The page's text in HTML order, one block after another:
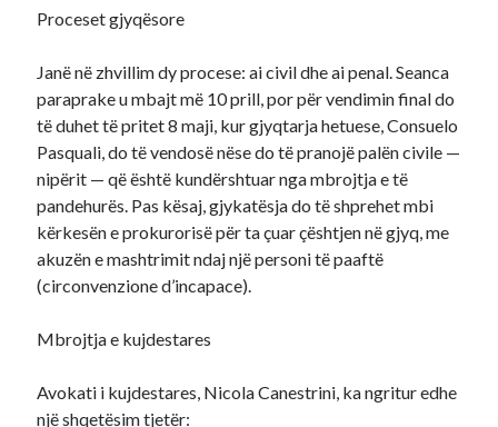
Proceset gjyqësore
Janë në zhvillim dy procese: ai civil dhe ai penal. Seanca
paraprake u mbajt më 10 prill, por për vendimin final do
të duhet të pritet 8 maji, kur gjyqtarja hetuese, Consuelo
Pasquali, do të vendosë nëse do të pranojë palën civile —
nipërit — që është kundërshtuar nga mbrojtja e të
pandehurës. Pas kësaj, gjykatësja do të shprehet mbi
kërkesën e prokurorisë për ta çuar çështjen në gjyq, me
akuzën e mashtrimit ndaj një personi të paaftë
(circonvenzione d’incapace).
Mbrojtja e kujdestares
Avokati i kujdestares, Nicola Canestrini, ka ngritur edhe
një shqetësim tjetër: